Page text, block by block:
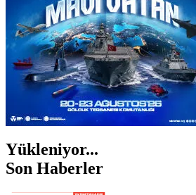
Yükleniyor...
Son Haberler